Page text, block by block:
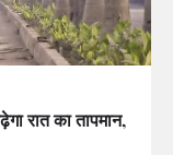
रात का तापमान,